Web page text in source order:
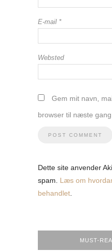
E-mail *
Websted
Gem mit navn,
browser til næste
Dette site anvender
spam. Læs om
behandlet
MUST-